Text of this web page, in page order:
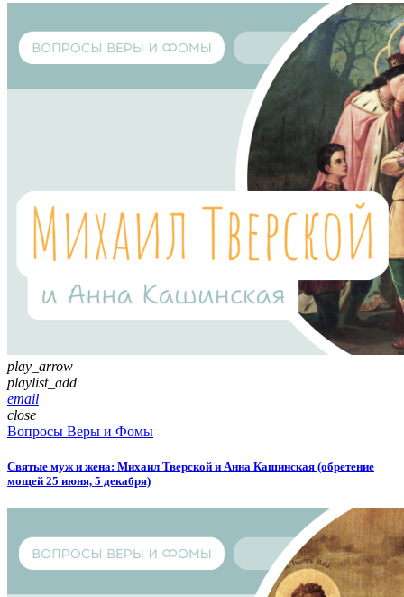
play_arrow
playlist_add
email
close
Вопросы Веры и Фомы
Святые муж и жена: Михаил Тверской и Анна Кашинская (обретение
мощей 25 июня, 5 декабря)